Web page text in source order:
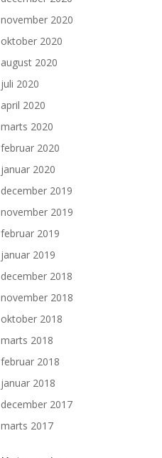
november 2020
oktober 2020
august 2020
juli 2020
april 2020
marts 2020
februar 2020
januar 2020
december 2019
november 2019
februar 2019
januar 2019
december 2018
november 2018
oktober 2018
marts 2018
februar 2018
januar 2018
december 2017
marts 2017